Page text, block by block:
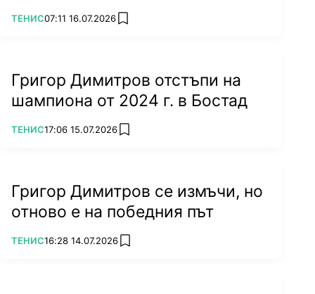
ПОВЕЧЕ ОТ
ТЕНИС07:11 16.07.2026 add favorites
Григор Димитров отстъпи на
шампиона от 2024 г. в Бостад
ПОВЕЧЕ ОТ
ТЕНИС17:06 15.07.2026 add favorites
Григор Димитров се измъчи, но
отново е на победния път
ПОВЕЧЕ ОТ
ТЕНИС16:28 14.07.2026 add favorites